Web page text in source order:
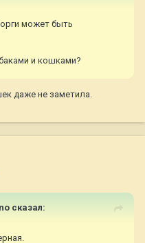
может быть
и кошками?
даже не заметила.
сказал: